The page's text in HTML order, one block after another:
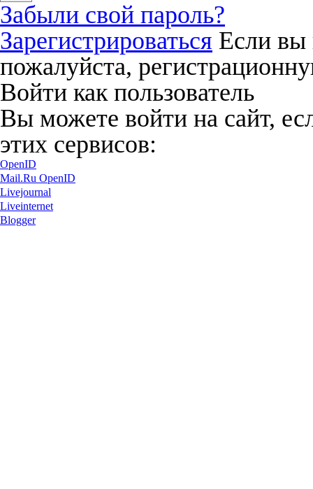
Забыли свой пароль?
Зарегистрироваться Если вы
пожалуйста,
Войти как пользователь
Вы можете войти на сайт,
этих сервисов:
OpenID
Mail.Ru OpenID
Livejournal
Liveinternet
Blogger